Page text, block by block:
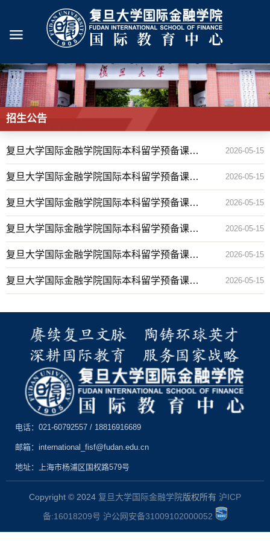
招生公告
复旦大学国际金融学院国际本科留学预备课程-
招生简章
2026-05-15
复旦大学国际金融学院国际本科留学预备课程-
报名须知
2026-05-15
复旦大学国际金融学院国际本科留学预备课程-
面试相关说明
2026-05-15
复旦大学国际金融学院国际本科留学预备课程-
笔试面试通知
2026-05-15
复旦大学国际金融学院国际本科留学预备课程
招生说明会，6月14、28日
2026-05-15
复旦大学国际金融学院国际本科留学预备课程- 2026-05-15
电话：021-60792557 / 18816916689
邮箱：international_fisf@fudan.edu.cn
地址：上海市杨浦区国权路579号
Copyright © 2024 复旦大学国际金融学院版权所有 沪ICP
备:16018209号 沪公网安备31009102000052